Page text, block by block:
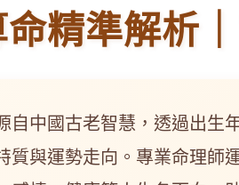
精準解析
自中國古老智慧，透過出生
質與運勢走向。專業命理師